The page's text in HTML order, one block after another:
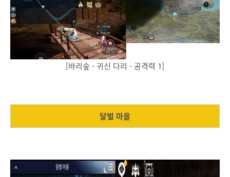
[바리숲 - 귀신 다리 - 공격력 1]
달벌 마을